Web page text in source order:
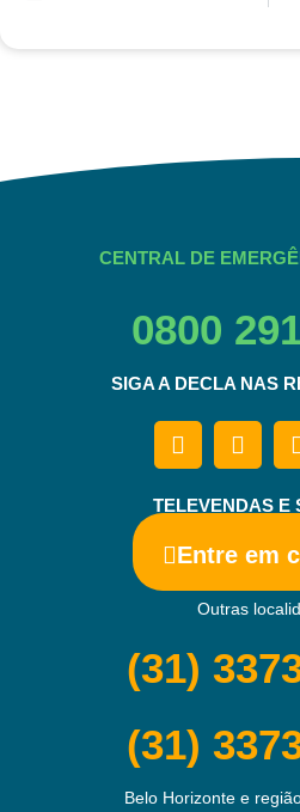
CENTRAL DE
0800
SIGA A DECLA NAS
TELEVENDAS E
Entre em
Outras
(31)
(31)
Belo Horizonte e